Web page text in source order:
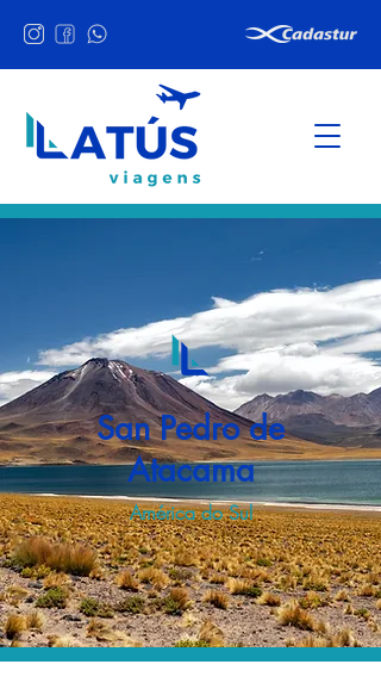
San Pedro de
Atacama
América do Sul